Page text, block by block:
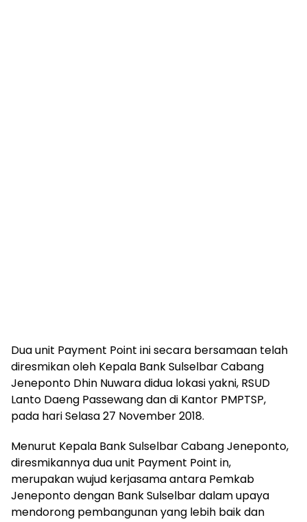
Dua unit Payment Point ini secara bersamaan telah
diresmikan oleh Kepala Bank Sulselbar Cabang
Jeneponto Dhin Nuwara didua lokasi yakni, RSUD
Lanto Daeng Passewang dan di Kantor PMPTSP,
pada hari Selasa 27 November 2018.
Menurut Kepala Bank Sulselbar Cabang Jeneponto,
diresmikannya dua unit Payment Point in,
merupakan wujud kerjasama antara Pemkab
Jeneponto dengan Bank Sulselbar dalam upaya
mendorong pembangunan yang lebih baik dan